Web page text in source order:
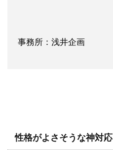
事務所：浅井企画
性格がよさそうな神対応